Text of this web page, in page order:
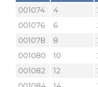
001074 4
001076
6
001078
8
001080
10
001082
12